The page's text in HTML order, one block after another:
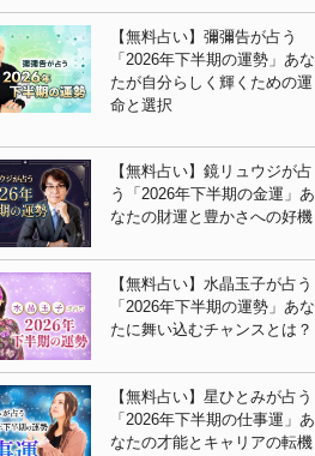
【無料占い】彌彌告が占う
「2026年下半期の運勢」あな
たが自分らしく輝くための運
命と選択
【無料占い】鏡リュウジが占
う「2026年下半期の金運」あ
なたの財運と豊かさへの好機
【無料占い】水晶玉子が占う
「2026年下半期の運勢」あな
たに舞い込むチャンスとは？
【無料占い】星ひとみが占う
「2026年下半期の仕事運」あ
なたの才能とキャリアの転機